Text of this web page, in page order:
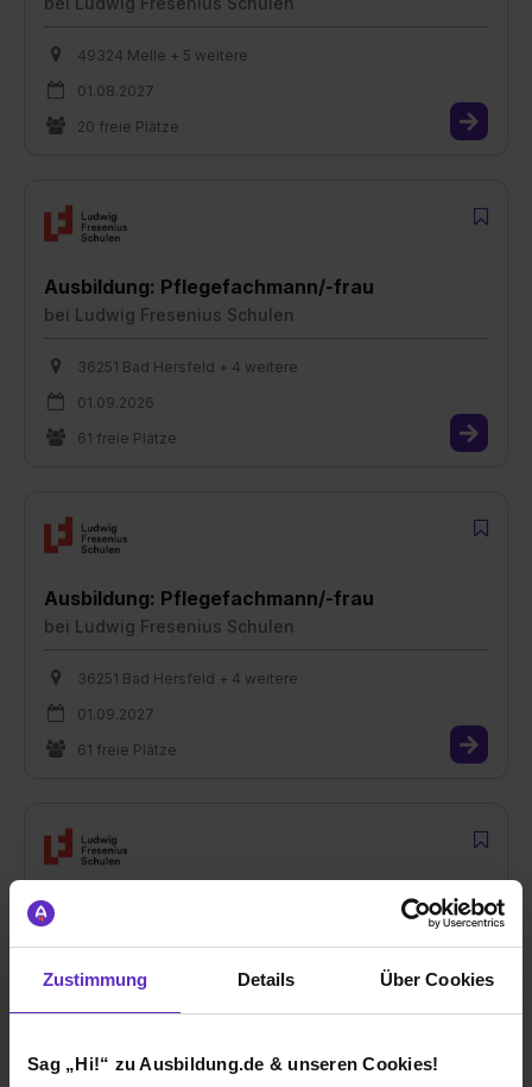
Zustimmung Details Über Cookies
Sag „Hi!“ zu Ausbildung.de & unseren Cookies!
49324 Melle + 5 weitere
01.08.2027
20 freie Plätze
Ausbildung: Pflegefachmann/-frau
bei Ludwig Fresenius Schulen
36251 Bad Hersfeld + 4 weitere
01.09.2026
61 freie Plätze
Ausbildung: Pflegefachmann/-frau
bei Ludwig Fresenius Schulen
36251 Bad Hersfeld + 4 weitere
01.09.2027
61 freie Plätze
Ausbildung: Pflegefachmann/-frau (in
04177 Leipzig
01.09.2027